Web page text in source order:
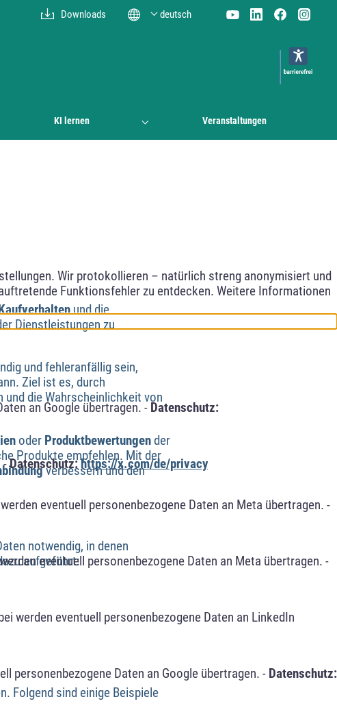
Wir protokollieren – natürlich streng anonymisiert und
Funktionsfehler zu entdecken. Weitere Informationen
an Google übertragen. - Datenschutz:
-Datenschutz:https://x.com/de/privacy
eventuell personenbezogene Daten an Meta übertragen. -
eventuell personenbezogene Daten an Meta übertragen. -
werden eventuell personenbezogene Daten an LinkedIn
personenbezogene Daten an Google übertragen. - Datenschutz:
KI lernen Veranstaltungen
Downloads deutsch
und die
Dienstleistungen zu
und fehleranfällig sein,
Ziel ist es, durch
und die Wahrscheinlichkeit von
oder Produktbewertungender
Produkte empfehlen. Mit der
verbessern und den
notwendig, in denen
aufgeführt:
Folgend sind einige Beispiele